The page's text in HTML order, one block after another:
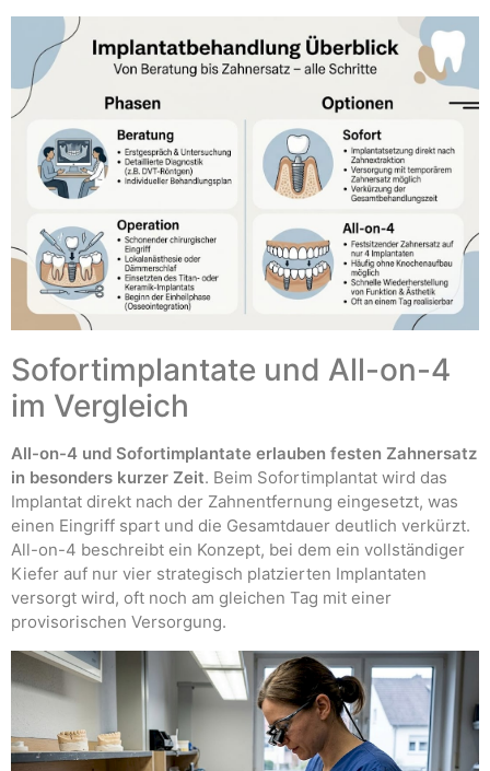
Sofortimplantate und All-on-4
im Vergleich
All-on-4 und Sofortimplantate erlauben festen Zahnersatz
in besonders kurzer Zeit. Beim Sofortimplantat wird das
Implantat direkt nach der Zahnentfernung eingesetzt, was
einen Eingriff spart und die Gesamtdauer deutlich verkürzt.
All-on-4 beschreibt ein Konzept, bei dem ein vollständiger
Kiefer auf nur vier strategisch platzierten Implantaten
versorgt wird, oft noch am gleichen Tag mit einer
provisorischen Versorgung.